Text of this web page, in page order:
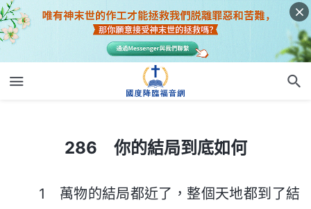
286 你的結局到底如何
1 萬物的結局都近了，整個天地都到了結